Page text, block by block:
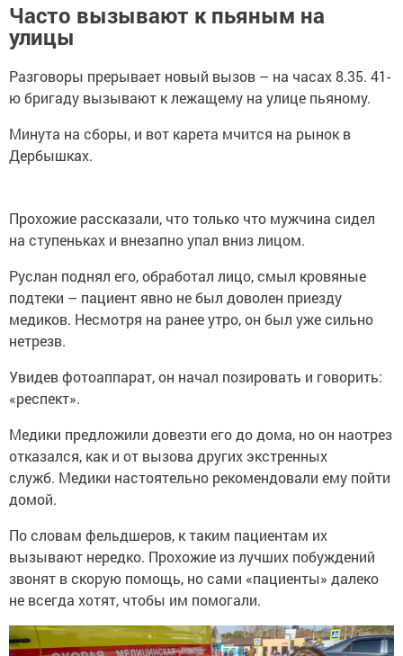
Часто вызывают к пьяным на
улицы
Разговоры прерывает новый вызов – на часах 8.35. 41-
ю бригаду вызывают к лежащему на улице пьяному.
Минута на сборы, и вот карета мчится на рынок в
Дербышках.
Прохожие рассказали, что только что мужчина сидел
на ступеньках и внезапно упал вниз лицом.
Руслан поднял его, обработал лицо, смыл кровяные
подтеки – пациент явно не был доволен приезду
медиков. Несмотря на ранее утро, он был уже сильно
нетрезв.
Увидев фотоаппарат, он начал позировать и говорить:
«респект».
Медики предложили довезти его до дома, но он наотрез
отказался, как и от вызова других экстренных
служб. Медики настоятельно рекомендовали ему пойти
домой.
По словам фельдшеров, к таким пациентам их
вызывают нередко. Прохожие из лучших побуждений
звонят в скорую помощь, но сами «пациенты» далеко
не всегда хотят, чтобы им помогали.